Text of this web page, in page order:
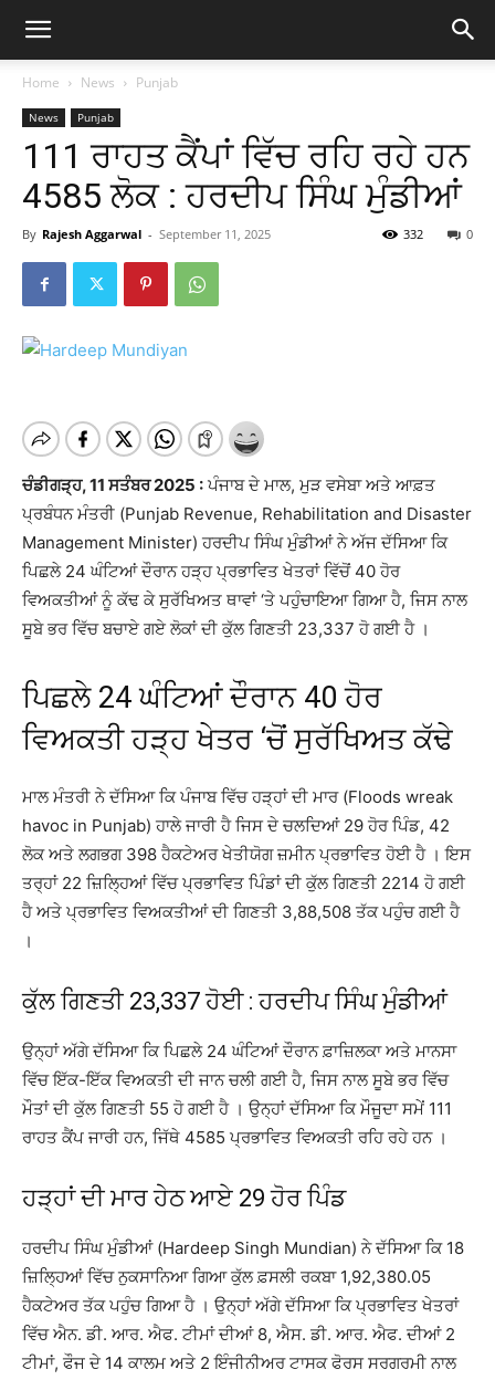
Home News Punjab
News Punjab
111 ਰਾਹਤ ਕੈਂਪਾਂ ਵਿੱਚ ਰਹਿ ਰਹੇ ਹਨ
4585 ਲੋਕ : ਹਰਦੀਪ ਸਿੰਘ ਮੁੰਡੀਆਂ
By Rajesh Aggarwal - September 11, 2025 0
332
ਚੰਡੀਗੜ੍ਹ, 11 ਸਤੰਬਰ 2025 : ਪੰਜਾਬ ਦੇ ਮਾਲ, ਮੁੜ ਵਸੇਬਾ ਅਤੇ ਆਫ਼ਤ
ਪ੍ਰਬੰਧਨ ਮੰਤਰੀ (Punjab Revenue, Rehabilitation and Disaster
Management Minister) ਹਰਦੀਪ ਸਿੰਘ ਮੁੰਡੀਆਂ ਨੇ ਅੱਜ ਦੱਸਿਆ ਕਿ
ਪਿਛਲੇ 24 ਘੰਟਿਆਂ ਦੌਰਾਨ ਹੜ੍ਹ ਪ੍ਰਭਾਵਿਤ ਖੇਤਰਾਂ ਵਿੱਚੋਂ 40 ਹੋਰ
ਵਿਅਕਤੀਆਂ ਨੂੰ ਕੱਢ ਕੇ ਸੁਰੱਖਿਅਤ ਥਾਵਾਂ ‘ਤੇ ਪਹੁੰਚਾਇਆ ਗਿਆ ਹੈ, ਜਿਸ ਨਾਲ
ਸੂਬੇ ਭਰ ਵਿੱਚ ਬਚਾਏ ਗਏ ਲੋਕਾਂ ਦੀ ਕੁੱਲ ਗਿਣਤੀ 23,337 ਹੋ ਗਈ ਹੈ ।
ਪਿਛਲੇ 24 ਘੰਟਿਆਂ ਦੌਰਾਨ 40 ਹੋਰ
ਵਿਅਕਤੀ ਹੜ੍ਹ ਖੇਤਰ ‘ਚੋਂ ਸੁਰੱਖਿਅਤ ਕੱਢੇ
ਮਾਲ ਮੰਤਰੀ ਨੇ ਦੱਸਿਆ ਕਿ ਪੰਜਾਬ ਵਿੱਚ ਹੜ੍ਹਾਂ ਦੀ ਮਾਰ (Floods wreak
havoc in Punjab) ਹਾਲੇ ਜਾਰੀ ਹੈ ਜਿਸ ਦੇ ਚਲਦਿਆਂ 29 ਹੋਰ ਪਿੰਡ, 42
ਲੋਕ ਅਤੇ ਲਗਭਗ 398 ਹੈਕਟੇਅਰ ਖੇਤੀਯੋਗ ਜ਼ਮੀਨ ਪ੍ਰਭਾਵਿਤ ਹੋਈ ਹੈ । ਇਸ
ਤਰ੍ਹਾਂ 22 ਜ਼ਿਲ੍ਹਿਆਂ ਵਿੱਚ ਪ੍ਰਭਾਵਿਤ ਪਿੰਡਾਂ ਦੀ ਕੁੱਲ ਗਿਣਤੀ 2214 ਹੋ ਗਈ
ਹੈ ਅਤੇ ਪ੍ਰਭਾਵਿਤ ਵਿਅਕਤੀਆਂ ਦੀ ਗਿਣਤੀ 3,88,508 ਤੱਕ ਪਹੁੰਚ ਗਈ ਹੈ
।
ਕੁੱਲ ਗਿਣਤੀ 23,337 ਹੋਈ : ਹਰਦੀਪ ਸਿੰਘ ਮੁੰਡੀਆਂ
ਉਨ੍ਹਾਂ ਅੱਗੇ ਦੱਸਿਆ ਕਿ ਪਿਛਲੇ 24 ਘੰਟਿਆਂ ਦੌਰਾਨ ਫ਼ਾਜ਼ਿਲਕਾ ਅਤੇ ਮਾਨਸਾ
ਵਿੱਚ ਇੱਕ-ਇੱਕ ਵਿਅਕਤੀ ਦੀ ਜਾਨ ਚਲੀ ਗਈ ਹੈ, ਜਿਸ ਨਾਲ ਸੂਬੇ ਭਰ ਵਿੱਚ
ਮੌਤਾਂ ਦੀ ਕੁੱਲ ਗਿਣਤੀ 55 ਹੋ ਗਈ ਹੈ । ਉਨ੍ਹਾਂ ਦੱਸਿਆ ਕਿ ਮੌਜੂਦਾ ਸਮੇਂ 111
ਰਾਹਤ ਕੈਂਪ ਜਾਰੀ ਹਨ, ਜਿੱਥੇ 4585 ਪ੍ਰਭਾਵਿਤ ਵਿਅਕਤੀ ਰਹਿ ਰਹੇ ਹਨ ।
ਹੜ੍ਹਾਂ ਦੀ ਮਾਰ ਹੇਠ ਆਏ 29 ਹੋਰ ਪਿੰਡ
ਹਰਦੀਪ ਸਿੰਘ ਮੁੰਡੀਆਂ (Hardeep Singh Mundian) ਨੇ ਦੱਸਿਆ ਕਿ 18
ਜ਼ਿਲ੍ਹਿਆਂ ਵਿੱਚ ਨੁਕਸਾਨਿਆ ਗਿਆ ਕੁੱਲ ਫ਼ਸਲੀ ਰਕਬਾ 1,92,380.05
ਹੈਕਟੇਅਰ ਤੱਕ ਪਹੁੰਚ ਗਿਆ ਹੈ । ਉਨ੍ਹਾਂ ਅੱਗੇ ਦੱਸਿਆ ਕਿ ਪ੍ਰਭਾਵਿਤ ਖੇਤਰਾਂ
ਵਿੱਚ ਐਨ. ਡੀ. ਆਰ. ਐਫ. ਟੀਮਾਂ ਦੀਆਂ 8, ਐਸ. ਡੀ. ਆਰ. ਐਫ. ਦੀਆਂ 2
ਟੀਮਾਂ, ਫੌਜ ਦੇ 14 ਕਾਲਮ ਅਤੇ 2 ਇੰਜੀਨੀਅਰ ਟਾਸਕ ਫੋਰਸ ਸਰਗਰਮੀ ਨਾਲ